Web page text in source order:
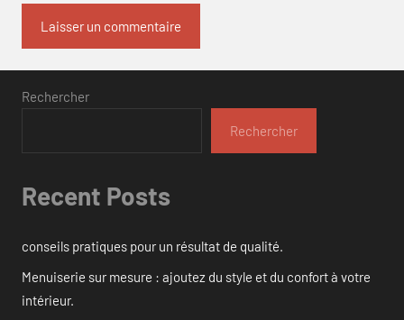
Rechercher
Rechercher
Recent Posts
conseils pratiques pour un résultat de qualité.
Menuiserie sur mesure : ajoutez du style et du confort à votre
intérieur.